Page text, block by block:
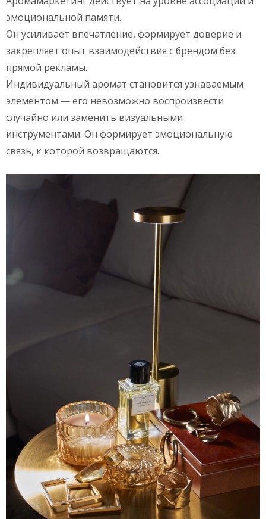
эмоциональной памяти.
Он усиливает впечатление, формирует доверие и
закрепляет опыт взаимодействия с брендом без
прямой рекламы.
Индивидуальный аромат становится узнаваемым
элементом — его невозможно воспроизвести
случайно или заменить визуальными
инструментами. Он формирует эмоциональную
связь, к которой возвращаются.